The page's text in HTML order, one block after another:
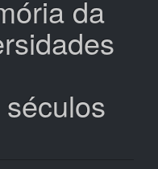
da